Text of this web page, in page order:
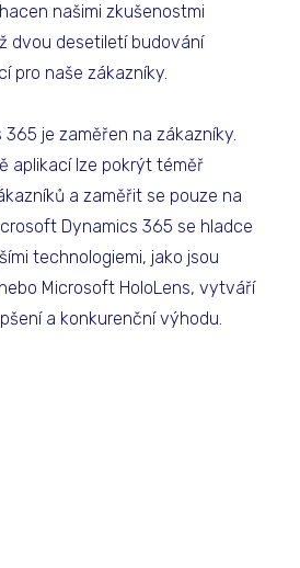
našimi zkušenostmi
dvou desetiletí budování
pro naše zákazníky.
je zaměřen na zákazníky.
aplikací lze pokrýt téměř
a zaměřit se pouze na
Dynamics 365 se hladce
technologiemi, jako jsou
Microsoft HoloLens, vytváří
a konkurenční výhodu.